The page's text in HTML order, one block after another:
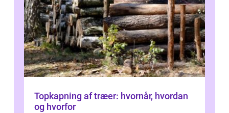
Topkapning af træer: hvornår, hvordan
og hvorfor